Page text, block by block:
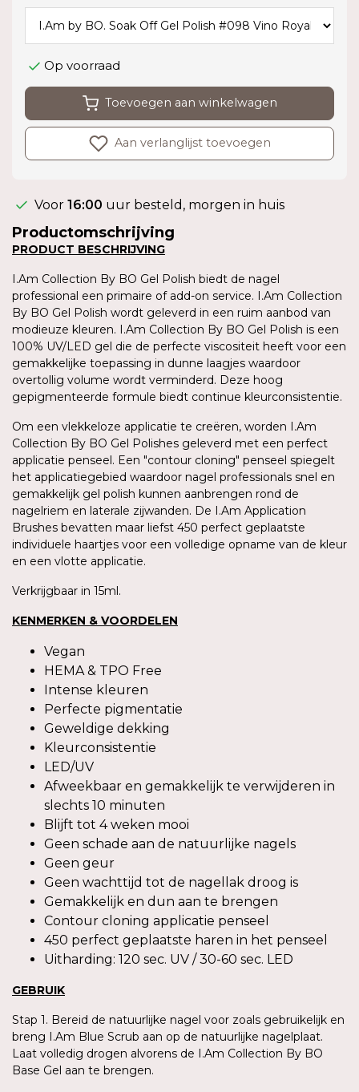
Op voorraad
Toevoegen aan winkelwagen
Aan verlanglijst toevoegen
Voor 16:00 uur besteld, morgen in huis
Productomschrijving
PRODUCT BESCHRIJVING
I.Am Collection By BO Gel Polish biedt de nagel
professional een primaire of add-on service. I.Am Collection
By BO Gel Polish wordt geleverd in een ruim aanbod van
modieuze kleuren. I.Am Collection By BO Gel Polish is een
100% UV/LED gel die de perfecte viscositeit heeft voor een
gemakkelijke toepassing in dunne laagjes waardoor
overtollig volume wordt verminderd. Deze hoog
gepigmenteerde formule biedt continue kleurconsistentie.
Om een vlekkeloze applicatie te creëren, worden I.Am
Collection By BO Gel Polishes geleverd met een perfect
applicatie penseel. Een "contour cloning" penseel spiegelt
het applicatiegebied waardoor nagel professionals snel en
gemakkelijk gel polish kunnen aanbrengen rond de
nagelriem en laterale zijwanden. De I.Am Application
Brushes bevatten maar liefst 450 perfect geplaatste
individuele haartjes voor een volledige opname van de kleur
en een vlotte applicatie.
Verkrijgbaar in 15ml.
KENMERKEN & VOORDELEN
Vegan
HEMA & TPO Free
Intense kleuren
Perfecte pigmentatie
Geweldige dekking
Kleurconsistentie
LED/UV
Afweekbaar en gemakkelijk te verwijderen in
slechts 10 minuten
Blijft tot 4 weken mooi
Geen schade aan de natuurlijke nagels
Geen geur
Geen wachttijd tot de nagellak droog is
Gemakkelijk en dun aan te brengen
Contour cloning applicatie penseel
450 perfect geplaatste haren in het penseel
Uitharding: 120 sec. UV / 30-60 sec. LED
GEBRUIK
Stap 1. Bereid de natuurlijke nagel voor zoals gebruikelijk en
breng I.Am Blue Scrub aan op de natuurlijke nagelplaat.
Laat volledig drogen alvorens de I.Am Collection By BO
Base Gel aan te brengen.